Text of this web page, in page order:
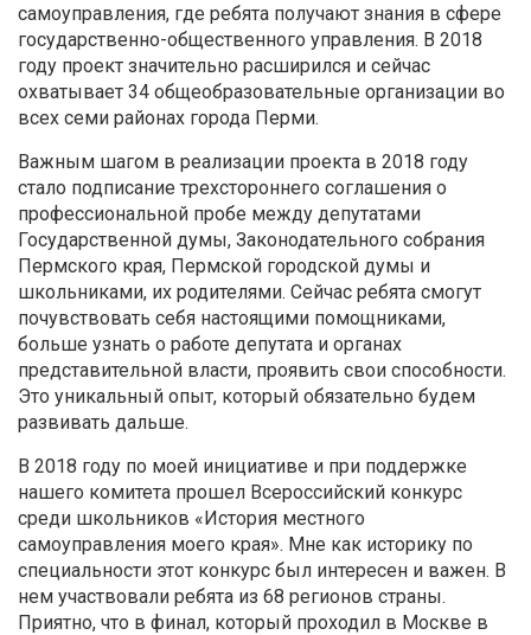
самоуправления, где ребята получают знания в сфере
государственно-общественного управления. В 2018
году проект значительно расширился и сейчас
охватывает 34 общеобразовательные организации во
всех семи районах города Перми.
Важным шагом в реализации проекта в 2018 году
стало подписание трехстороннего соглашения о
профессиональной пробе между депутатами
Государственной думы, Законодательного собрания
Пермского края, Пермской городской думы и
школьниками, их родителями. Сейчас ребята смогут
почувствовать себя настоящими помощниками,
больше узнать о работе депутата и органах
представительной власти, проявить свои способности.
Это уникальный опыт, который обязательно будем
развивать дальше.
В 2018 году по моей инициативе и при поддержке
нашего комитета прошел Всероссийский конкурс
среди школьников «История местного
самоуправления моего края». Мне как историку по
специальности этот конкурс был интересен и важен. В
нем участвовали ребята из 68 регионов страны.
Приятно, что в финал, который проходил в Москве в